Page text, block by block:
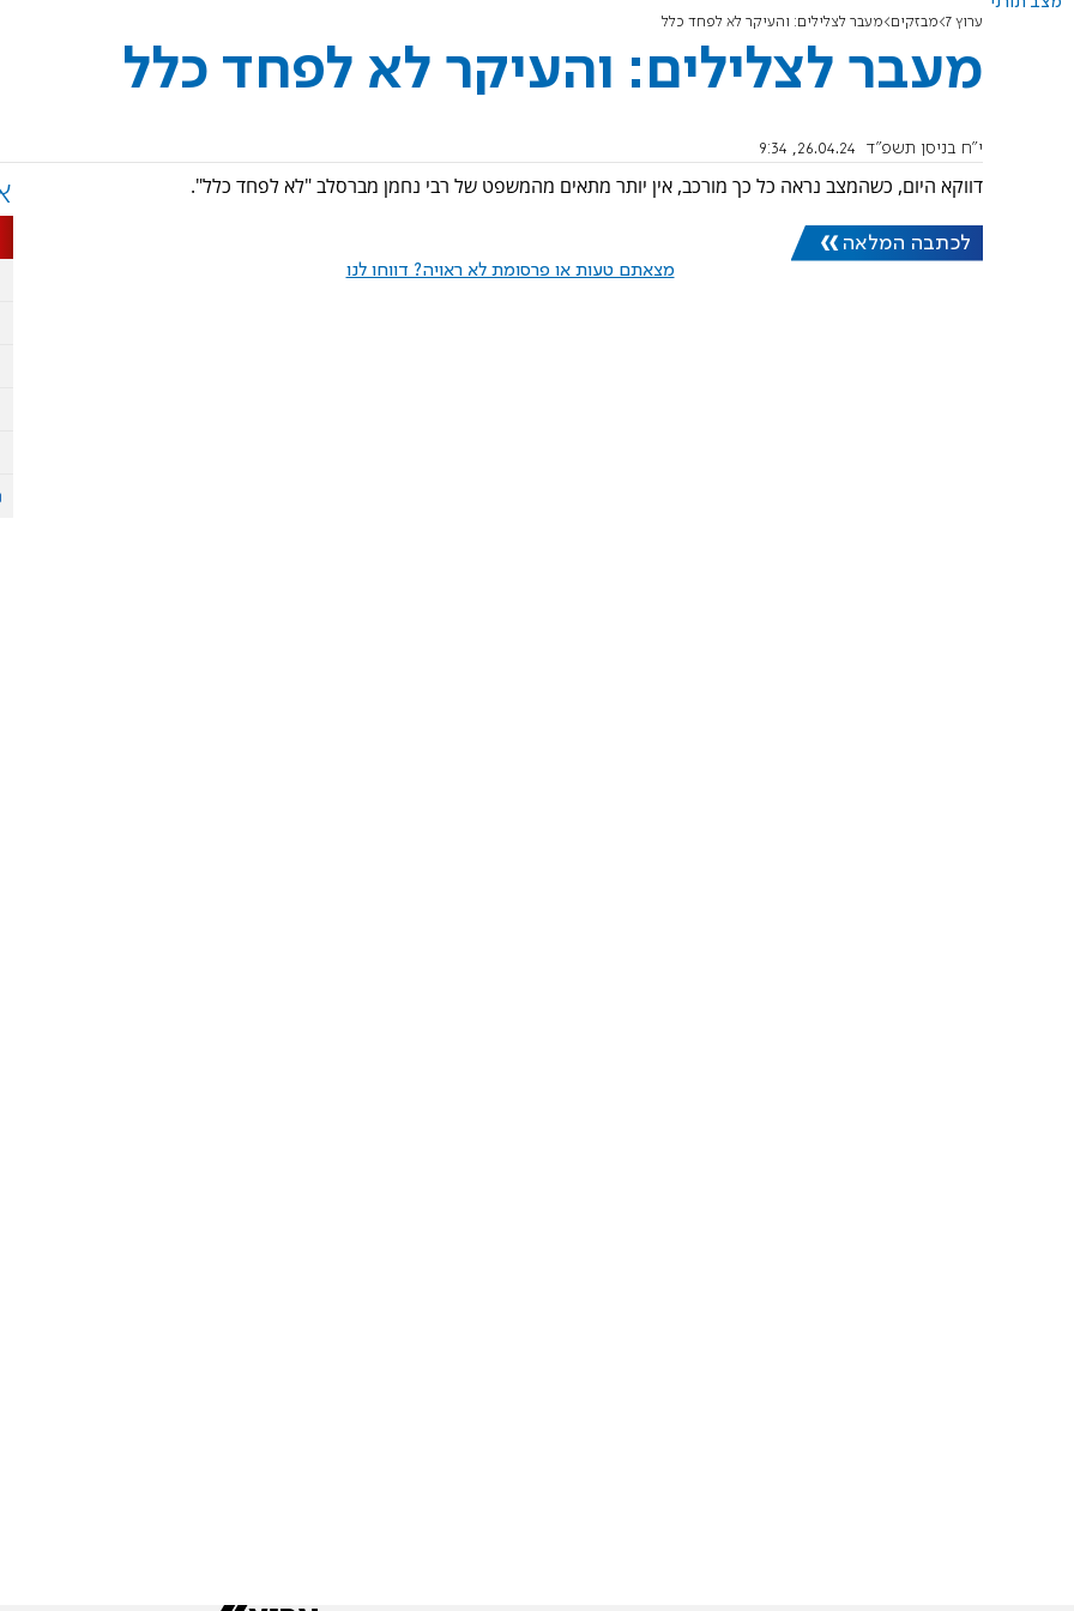
ערוץ 7 מבזקים מעבר לצלילים: והעיקר לא לפחד כלל
מעבר לצלילים: והעיקר לא לפחד כלל
י"ח בניסן תשפ"ד 26.04.24, 9:34
דווקא היום, כשהמצב נראה כל כך מורכב, אין יותר מתאים מהמשפט של רבי נחמן מברסלב "לא לפחד כלל".
לכתבה המלאה
מצאתם טעות או פרסומת לא ראויה? דווחו לנו